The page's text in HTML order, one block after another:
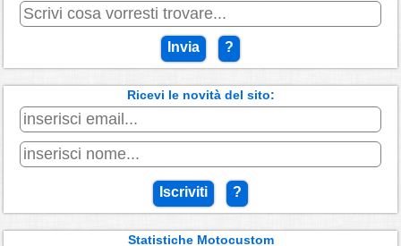
Invia ?
Ricevi le novità del sito:
Iscriviti ?
Statistiche Motocustom